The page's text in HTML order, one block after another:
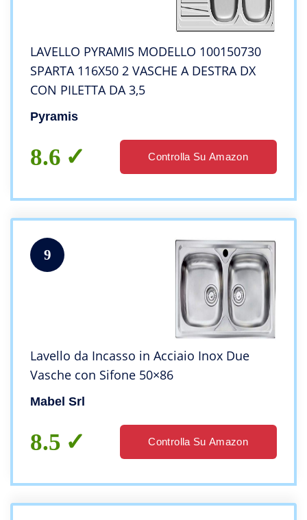
LAVELLO PYRAMIS MODELLO 100150730
SPARTA 116X50 2 VASCHE A DESTRA DX
CON PILETTA DA 3,5
Pyramis
8.6 Controlla Su Amazon
9
Lavello da Incasso in Acciaio Inox Due
Vasche con Sifone 50×86
Mabel Srl
8.5 Controlla Su Amazon